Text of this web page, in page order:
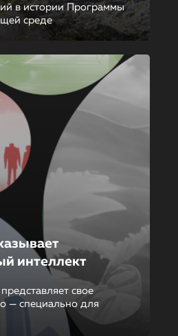
в истории Программы
среде
интеллект
свое
— специально для